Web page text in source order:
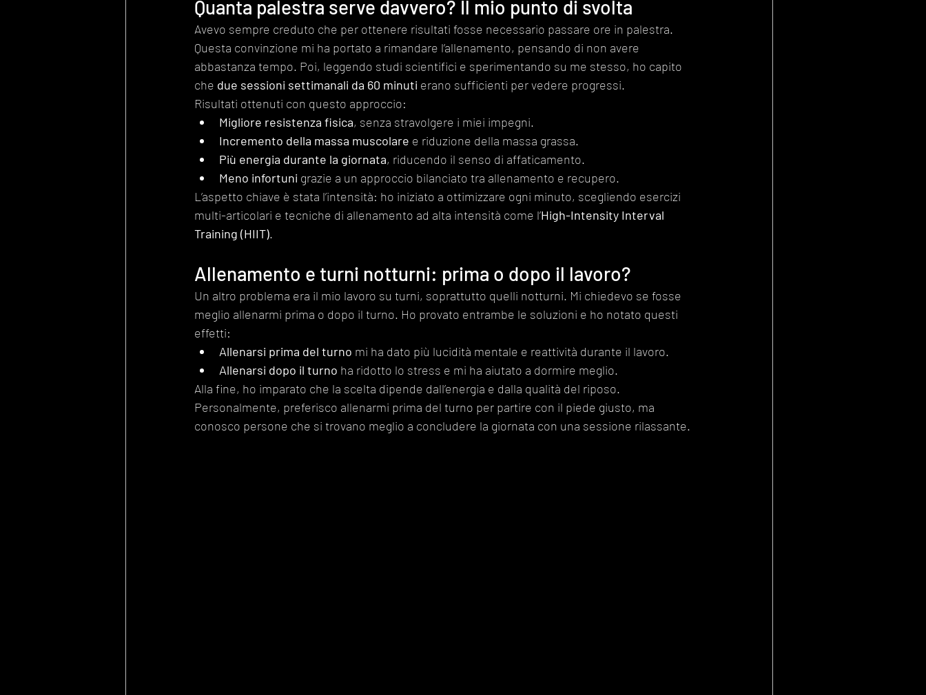
Quanta palestra serve davvero? Il mio punto di svolta
Avevo sempre creduto che per ottenere risultati fosse necessario passare ore in palestra.
Questa convinzione mi ha portato a rimandare l’allenamento, pensando di non avere
abbastanza tempo. Poi, leggendo studi scientifici e sperimentando su me stesso, ho capito
che due sessioni settimanali da 60 minuti erano sufficienti per vedere progressi.
Risultati ottenuti con questo approccio:
Migliore resistenza fisica, senza stravolgere i miei impegni.
Incremento della massa muscolare e riduzione della massa grassa.
Più energia durante la giornata, riducendo il senso di affaticamento.
Meno infortuni grazie a un approccio bilanciato tra allenamento e recupero.
L’aspetto chiave è stata l’intensità: ho iniziato a ottimizzare ogni minuto, scegliendo esercizi
multi-articolari e tecniche di allenamento ad alta intensità come l’High-Intensity Interval
Training (HIIT).
Allenamento e turni notturni: prima o dopo il lavoro?
Un altro problema era il mio lavoro su turni, soprattutto quelli notturni. Mi chiedevo se fosse
meglio allenarmi prima o dopo il turno. Ho provato entrambe le soluzioni e ho notato questi
effetti:
Allenarsi prima del turno mi ha dato più lucidità mentale e reattività durante il lavoro.
Allenarsi dopo il turno ha ridotto lo stress e mi ha aiutato a dormire meglio.
Alla fine, ho imparato che la scelta dipende dall’energia e dalla qualità del riposo.
Personalmente, preferisco allenarmi prima del turno per partire con il piede giusto, ma
conosco persone che si trovano meglio a concludere la giornata con una sessione rilassante.